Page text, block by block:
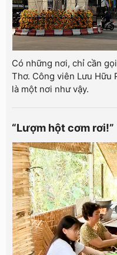
Có những nơi, chỉ cần
Thơ. Công viên Lưu Hữu
là một nơi như vậy.
“Lượm hột cơm rơi!”